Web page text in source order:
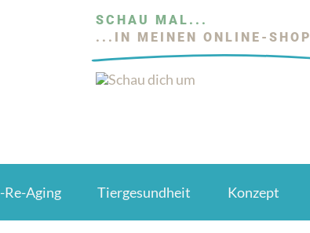
SCHAU MAL...
...IN MEINEN ONLINE-SHOP
Aging Tiergesundheit Konzept